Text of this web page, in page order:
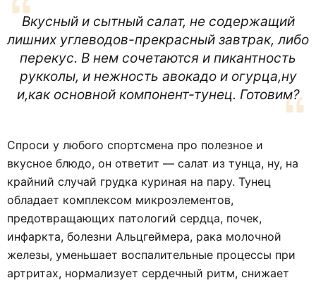
Вкусный и сытный салат, не содержащий
лишних углеводов-прекрасный завтрак, либо
перекус. В нем сочетаются и пикантность
рукколы, и нежность авокадо и огурца,ну
и,как основной компонент-тунец. Готовим?
Спроси у любого спортсмена про полезное и
вкусное блюдо, он ответит — салат из тунца, ну, на
крайний случай грудка куриная на пару. Тунец
обладает комплексом микроэлементов,
предотвращающих патологий сердца, почек,
инфаркта, болезни Альцгеймера, рака молочной
железы, уменьшает воспалительные процессы при
артритах, нормализует сердечный ритм, снижает